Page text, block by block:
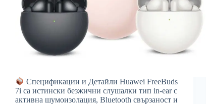
Спецификации и Детайли Huawei FreeBuds
7i са истински безжични слушалки тип in-ear с
активна шумоизолация, Bluetooth свързаност и